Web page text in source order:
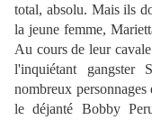
total, absolu. Mais ils
la jeune femme,
Au cours de leur
l'inquiétant gangster
nombreux
le déjanté Bobby